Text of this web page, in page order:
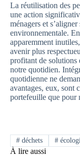
La réutilisation des
une action
ménagers et
environnementale.
apparemment
avenir plus
profitant de solutions
notre quotidien.
quotidienne ne
avantages, eux, sont
portefeuille que pour
#déchets #
À lire aussi